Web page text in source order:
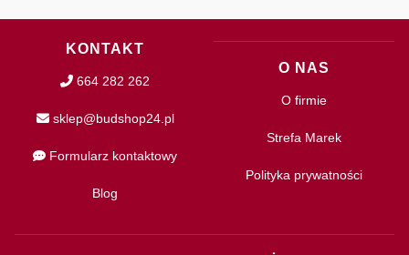
KONTAKT
664 282 262
sklep@budshop24.pl
Formularz kontaktowy
Blog
O NAS
O firmie
Strefa Marek
Polityka prywatności